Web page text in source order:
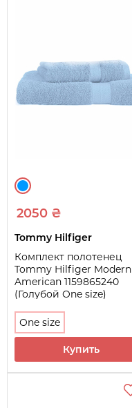
2050 ₴
Tommy Hilfiger
Комплект полотенец
Tommy Hilfiger Modern
American 1159865240
(Голубой One size)
One size
Купить